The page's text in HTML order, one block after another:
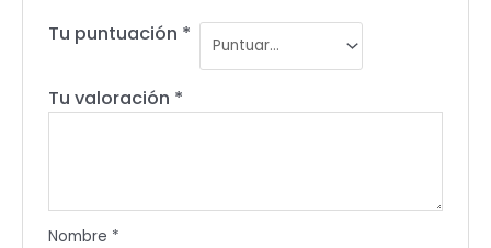
Tu puntuación *
Tu valoración *
Nombre *